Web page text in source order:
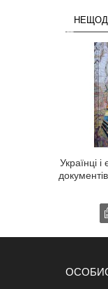
Українці і